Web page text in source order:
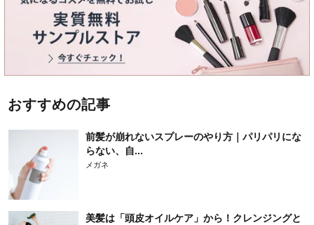
おすすめの記事
前髪が崩れないスプレーのやり方｜パリパリにな
らない、自...
メガネ
美髪は「頭皮オイルケア」から！クレンジングと